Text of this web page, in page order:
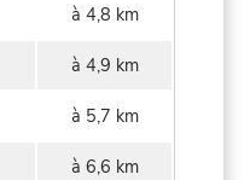
à 4,8 km
à 4,9 km
à 5,7 km
à 6,6 km